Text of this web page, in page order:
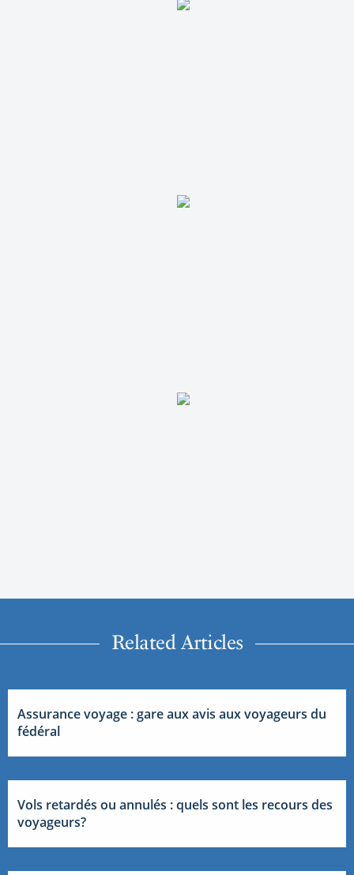
Related Articles
Assurance voyage : gare aux avis aux voyageurs du
fédéral
Vols retardés ou annulés : quels sont les recours des
voyageurs?